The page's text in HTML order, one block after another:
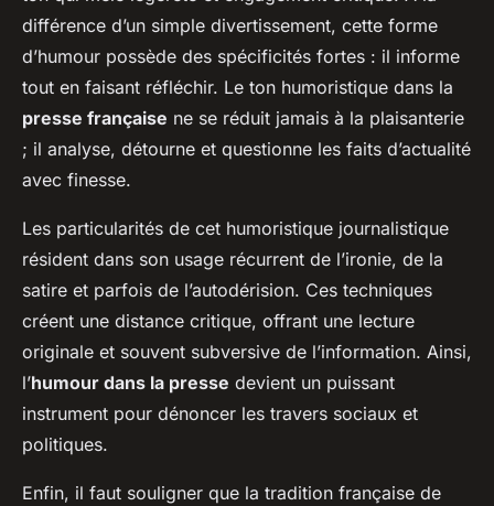
différence d’un simple divertissement, cette forme
d’humour possède des spécificités fortes : il informe
tout en faisant réfléchir. Le ton humoristique dans la
presse française ne se réduit jamais à la plaisanterie
; il analyse, détourne et questionne les faits d’actualité
avec finesse.
Les particularités de cet humoristique journalistique
résident dans son usage récurrent de l’ironie, de la
satire et parfois de l’autodérision. Ces techniques
créent une distance critique, offrant une lecture
originale et souvent subversive de l’information. Ainsi,
l’humour dans la presse devient un puissant
instrument pour dénoncer les travers sociaux et
politiques.
Enfin, il faut souligner que la tradition française de